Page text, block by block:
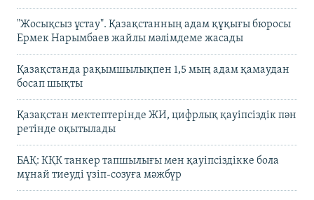
"Жосықсыз ұстау". Қазақстанның адам құқығы бюросы
Ермек Нарымбаев жайлы мәлімдеме жасады
Қазақстанда рақымшылықпен 1,5 мың адам қамаудан
босап шықты
Қазақстан мектептерінде ЖИ, цифрлық қауіпсіздік пән
ретінде оқытылады
БАҚ: КҚК танкер тапшылығы мен қауіпсіздікке бола
мұнай тиеуді үзіп-созуға мәжбүр